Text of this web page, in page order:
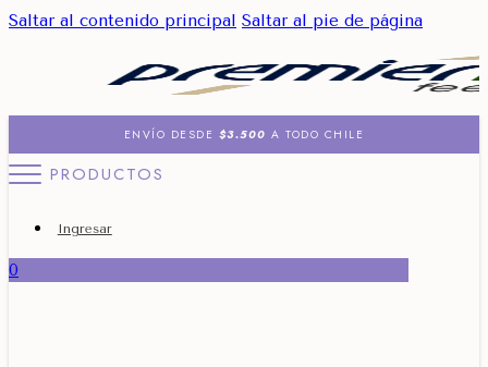
Saltar al contenido principal Saltar al pie de página
ENVÍO DESDE $3.500 A TODO CHILE
PRODUCTOS
Ingresar
0